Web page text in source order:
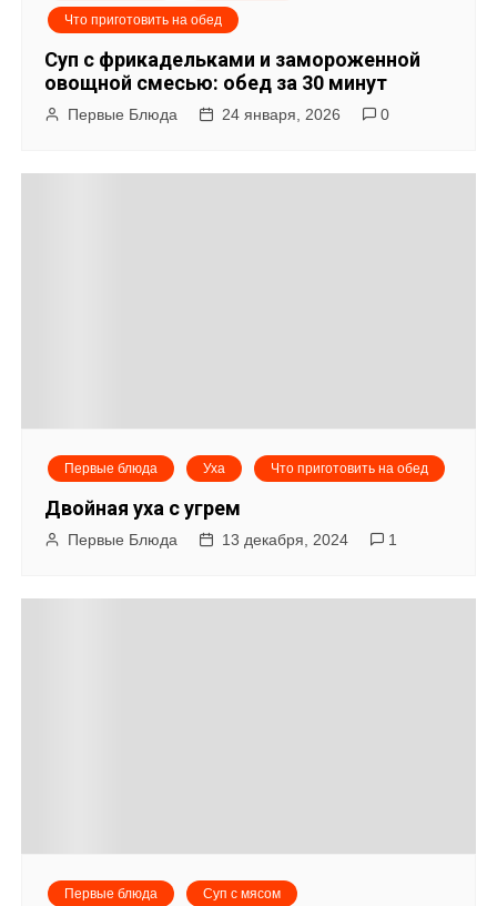
Что приготовить на обед
Суп с фрикадельками и замороженной
овощной смесью: обед за 30 минут
Первые Блюда 24 января, 2026 0
Первые блюда Уха Что приготовить на обед
Двойная уха с угрем
Первые Блюда 13 декабря, 2024 1
Первые блюда Суп с мясом